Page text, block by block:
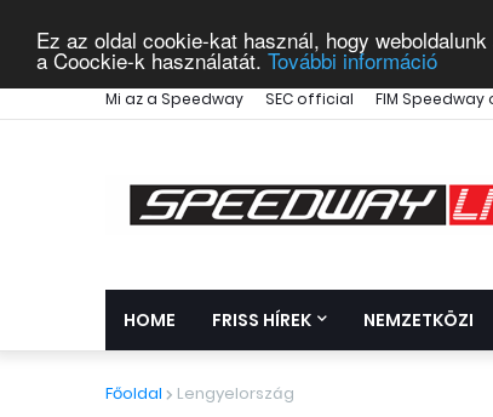
Ez az oldal cookie-kat használ, hogy
a Coockie-k használatát. További információ
Mi az a Speedway SEC official FIM
HOME FRISS HÍREK NEMZETKÖZI
Főoldal Lengyelország